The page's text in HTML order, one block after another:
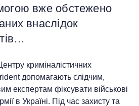
вже обстежено
внаслідок
криміналістичних
допомагають слідчим,
експертам фіксувати військові
в Україні. Під час захисту та